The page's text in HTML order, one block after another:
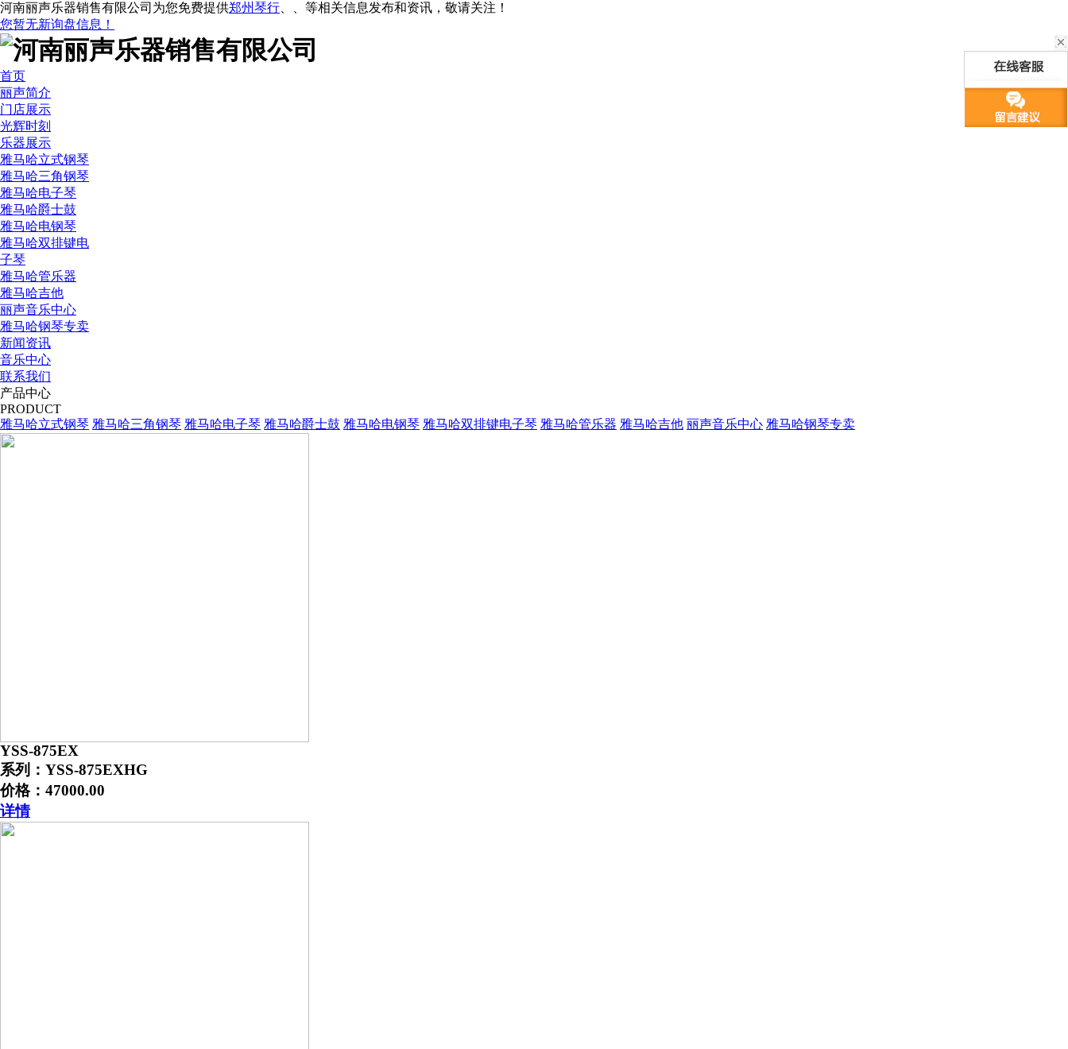
河南丽声乐器销售有限公司为您免费提供郑州琴行
等相关信息发布和资讯，敬请关注！
您暂无新询盘信息！
首页
丽声简介
门店展示
光辉时刻
乐器展示
雅马哈立式钢琴
雅马哈三角钢琴
雅马哈电子琴
雅马哈爵士鼓
雅马哈电钢琴
雅马哈双排键电
子琴
雅马哈管乐器
雅马哈吉他
丽声音乐中心
雅马哈钢琴专卖
新闻资讯
音乐中心
联系我们
产品中心
PRODUCT
雅马哈立式钢琴 雅马哈三角钢琴 雅马哈电子琴 雅马哈爵士鼓 雅马哈电钢琴 雅马哈双排键电子琴 雅马哈管乐器 雅马哈吉他 丽声音乐中心 雅马哈钢琴专卖
YSS-875EX
系列：YSS-875EXHG
价格：47000.00
详情